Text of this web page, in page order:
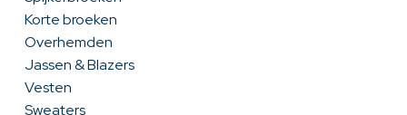
Korte broeken
Overhemden
Jassen & Blazers
Vesten
Sweaters